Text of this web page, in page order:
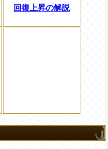
回復上昇の解説